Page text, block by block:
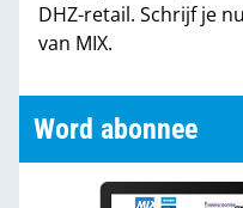
DHZ-retail. Schrijf je
van MIX.
Word abonnee